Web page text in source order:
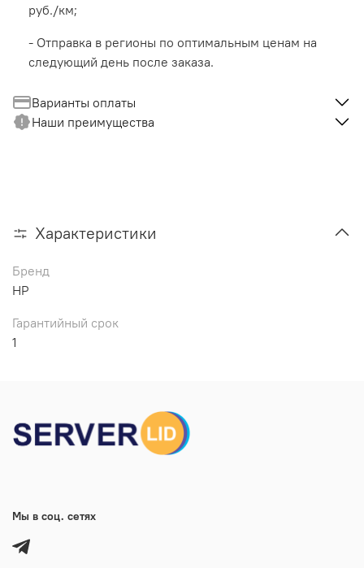
руб./км;
- Отправка в регионы по оптимальным ценам на
следующий день после заказа.
Варианты оплаты
Наши преимущества
Характеристики
Бренд
HP
Гарантийный срок
1
Мы в соц. сетях